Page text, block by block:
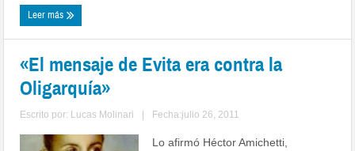
Leer más
«El mensaje de Evita era contra la
Oligarquía»
Escrito por: Lucas Molinari Fecha:julio 26, 2011
Lo afirmó Héctor Amichetti,